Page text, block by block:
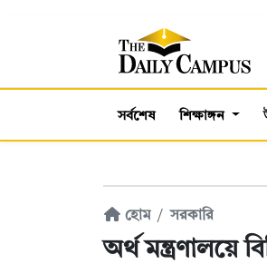
সর্বশেষ শিক্ষাঙ্গন
হোম সরকারি
অর্থ মন্ত্রণালয়ে